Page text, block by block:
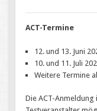
ACT-Termine
12. und 13. Juni
10. und 11. Juli
Weitere Termine
Die ACT-Anmeldung